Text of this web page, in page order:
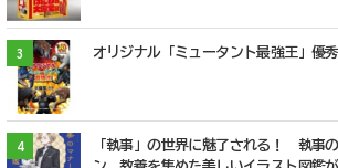
3 オリジナル「ミュータント最強王」優
4
「執事」の世界に魅了される！ 執事